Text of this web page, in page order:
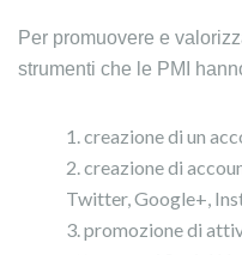
Per promuovere e
strumenti che le PMI
creazione di un
creazione di
Twitter, Google+,
promozione di